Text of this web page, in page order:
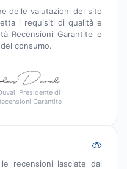
delle valutazioni del sito
i requisiti di qualità e
Recensioni Garantite e
consumo.
Presidente di
Garantite
recensioni lasciate dai